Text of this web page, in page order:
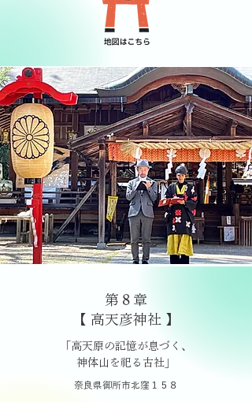
第８章
【 高天彦神社 】
「高天原の記憶が息づく、
神体山を祀る古社」
奈良県御所市北窪１５８